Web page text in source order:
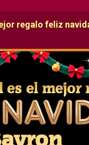
regalo feliz